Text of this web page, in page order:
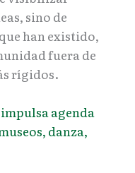
sino de
han existido,
fuera de
rígidos.
agenda
danza,